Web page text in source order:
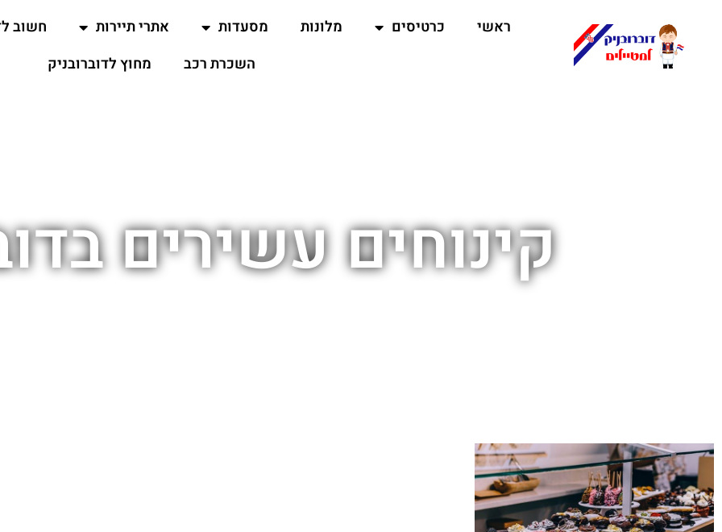
ראשי כרטיסים מלונות מסעדות אתרי תיירות חשוב
השכרת רכב
מחוץ לדוברובניק
קינוחים עשירים